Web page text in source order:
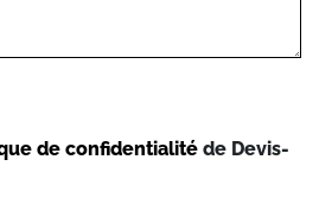
de confidentialité de Devis-